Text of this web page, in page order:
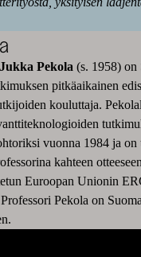
Jukka Pekola (s. 1958) on
pitkäaikainen
kouluttaja.
vuonna 1984 ja on
kahteen
Euroopan Unionin
Pekola on